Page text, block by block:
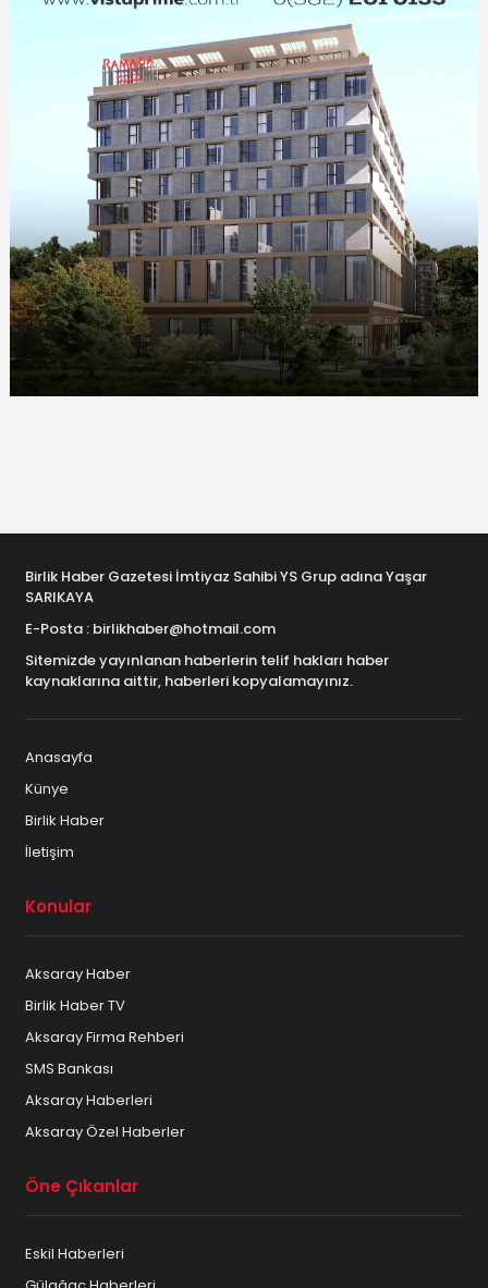
Birlik Haber Gazetesi İmtiyaz Sahibi YS Grup adına Yaşar
SARIKAYA
E-Posta : birlikhaber@hotmail.com
Sitemizde yayınlanan haberlerin telif hakları haber
kaynaklarına aittir, haberleri kopyalamayınız.
Anasayfa
Künye
Birlik Haber
İletişim
Konular
Aksaray Haber
Birlik Haber TV
Aksaray Firma Rehberi
SMS Bankası
Aksaray Haberleri
Aksaray Özel Haberler
Öne Çıkanlar
Eskil Haberleri